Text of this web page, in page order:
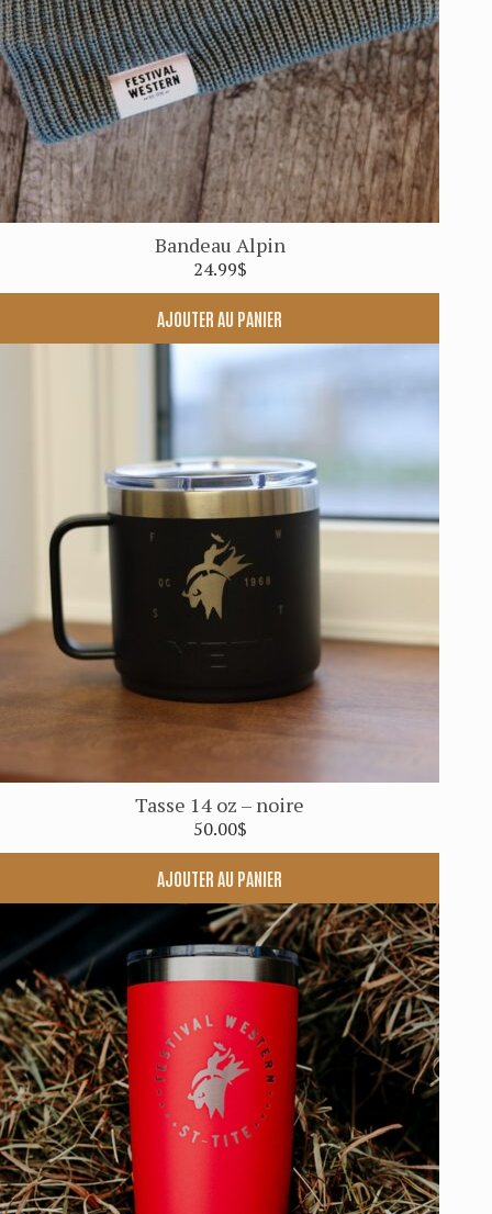
Bandeau Alpin
24.99$
AJOUTER AU PANIER
Tasse 14 oz – noire
50.00$
AJOUTER AU PANIER